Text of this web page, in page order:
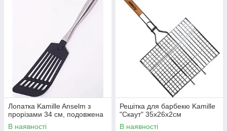
Лопатка Kamille Anselm з
прорізами 34 см, подовжена
В наявності
Решітка для барбекю Kamille
"Скаут" 35х26х2см
В наявності